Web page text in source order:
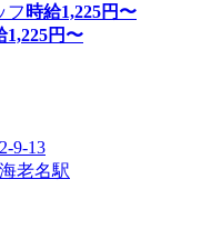
フ 時給1,225円〜
1,225円〜
9-13
老名駅